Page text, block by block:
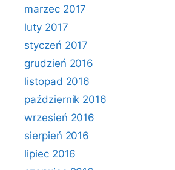
marzec 2017
luty 2017
styczeń 2017
grudzień 2016
listopad 2016
październik 2016
wrzesień 2016
sierpień 2016
lipiec 2016